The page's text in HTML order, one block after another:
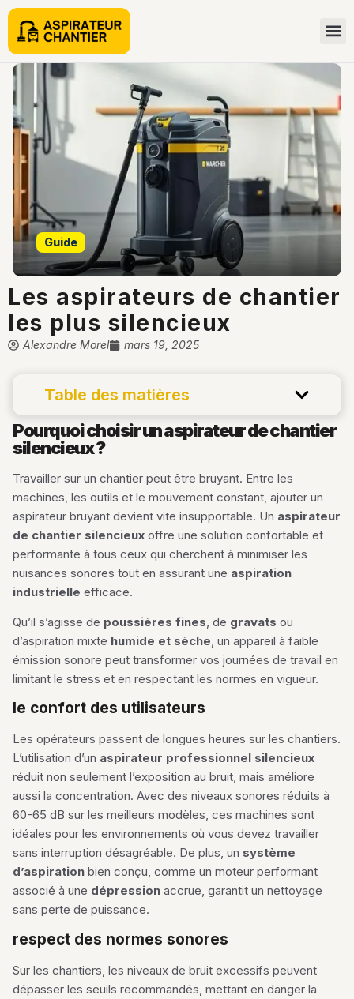
Guide
Les aspirateurs de chantier
les plus silencieux
Alexandre Morel mars 19, 2025
Table des matières
Pourquoi choisir un aspirateur de chantier
silencieux ?
Travailler sur un chantier peut être bruyant. Entre les
machines, les outils et le mouvement constant, ajouter un
aspirateur bruyant devient vite insupportable. Un aspirateur
de chantier silencieux offre une solution confortable et
performante à tous ceux qui cherchent à minimiser les
nuisances sonores tout en assurant une aspiration
industrielle efficace.
Qu’il s’agisse de poussières fines, de gravats ou
d’aspiration mixte humide et sèche, un appareil à faible
émission sonore peut transformer vos journées de travail en
limitant le stress et en respectant les normes en vigueur.
le confort des utilisateurs
Les opérateurs passent de longues heures sur les chantiers.
L’utilisation d’un aspirateur professionnel silencieux
réduit non seulement l’exposition au bruit, mais améliore
aussi la concentration. Avec des niveaux sonores réduits à
60-65 dB sur les meilleurs modèles, ces machines sont
idéales pour les environnements où vous devez travailler
sans interruption désagréable. De plus, un système
d’aspiration bien conçu, comme un moteur performant
associé à une dépression accrue, garantit un nettoyage
sans perte de puissance.
respect des normes sonores
Sur les chantiers, les niveaux de bruit excessifs peuvent
dépasser les seuils recommandés, mettant en danger la